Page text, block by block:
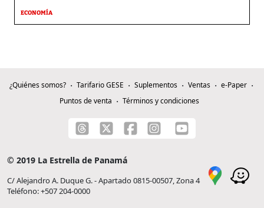
ECONOMÍA
¿Quiénes somos? Tarifario GESE Suplementos Ventas
e-Paper
Puntos de venta
Términos y condiciones
© 2019 La Estrella de Panamá
C/ Alejandro A. Duque G. - Apartado 0815-00507, Zona 4
Teléfono: +507 204-0000